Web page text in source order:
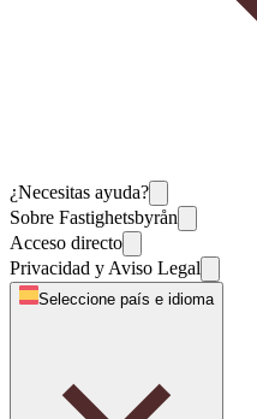
¿Necesitas ayuda?
Sobre Fastighetsbyrån
Acceso directo
Privacidad y Aviso Legal
Seleccione país e idioma